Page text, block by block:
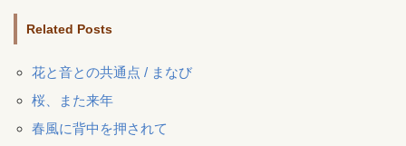
Related Posts
花と音との共通点 / まなび
桜、また来年
春風に背中を押されて